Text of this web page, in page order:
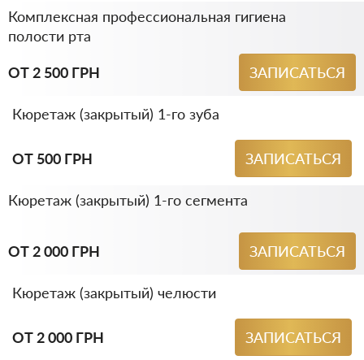
Комплексная профессиональная гигиена
полости рта
ОТ 2 500 ГРН ЗАПИСАТЬСЯ
Кюретаж (закрытый) 1-го зуба
ОТ 500 ГРН ЗАПИСАТЬСЯ
Кюретаж (закрытый) 1-го сегмента
ОТ 2 000 ГРН ЗАПИСАТЬСЯ
Кюретаж (закрытый) челюсти
ОТ 2 000 ГРН ЗАПИСАТЬСЯ